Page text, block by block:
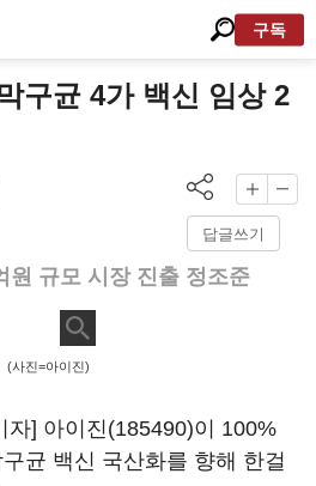
구독
구균 4가 백신 임상 2
답글쓰기
원 규모 시장 진출 정조준
(사진=아이진)
자] 아이진(185490)이 100%
균 백신 국산화를 향해 한걸